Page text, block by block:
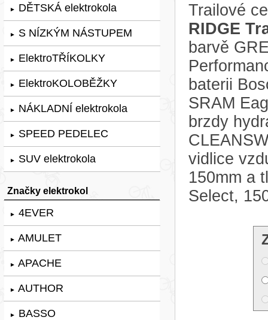
► DĚTSKÁ elektrokola
► S NÍZKÝM NÁSTUPEM
► ElektroTŘÍKOLKY
► ElektroKOLOBĚŽKY
► NÁKLADNÍ elektrokola
► SPEED PEDELEC
► SUV elektrokola
Značky elektrokol
► 4EVER
► AMULET
► APACHE
► AUTHOR
► BASSO
Trailové
RIDGE
barvě
baterii
SRAM
brzdy
vidlice
150mm a
Select,